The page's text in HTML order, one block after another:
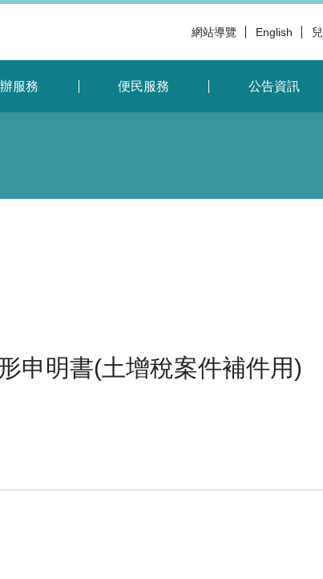
網站導覽 English
服務 便民服務 公告資訊
申明書(土增稅案件補件用)